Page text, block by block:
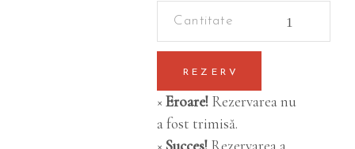
REZERV
× Eroare! Rezervarea nu
a fost trimisă.